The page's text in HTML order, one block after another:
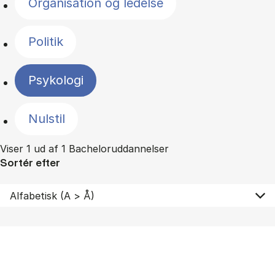
Organisation og ledelse
Politik
Psykologi
Nulstil
Viser 1 ud af 1 Bacheloruddannelser
Sortér efter